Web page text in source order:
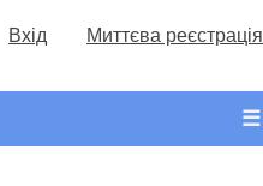
Вхід Миттєва реєстрація
☰